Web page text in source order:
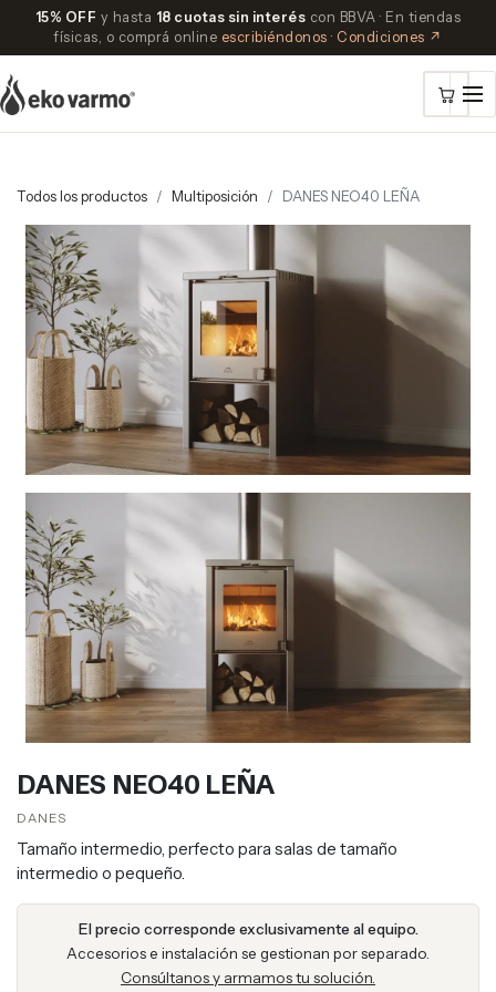
15% OFF y hasta 18 cuotas sin interés con BBVA · En tiendas
físicas, o comprá online escribiéndonos · Condiciones ↗
Todos los productos Multiposición DANES NEO40 LEÑA
DANES NEO40 LEÑA
DANES
Tamaño intermedio, perfecto para salas de tamaño
intermedio o pequeño.
El precio corresponde exclusivamente al equipo.
Accesorios e instalación se gestionan por separado.
Consúltanos y armamos tu solución.